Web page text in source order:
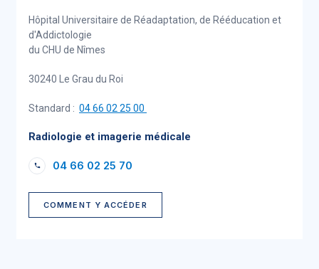
Hôpital Universitaire de Réadaptation, de Rééducation et
d'Addictologie
du CHU de Nîmes
30240 Le Grau du Roi
Standard : 04 66 02 25 00
Radiologie et imagerie médicale
04 66 02 25 70
COMMENT Y ACCÉDER